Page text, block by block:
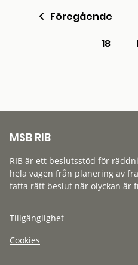
Föregående
18
MSB RIB
RIB är ett beslutsstöd för
hela vägen från planering av
fatta rätt beslut när olyckan är
Tillgänglighet
Cookies